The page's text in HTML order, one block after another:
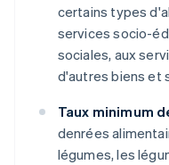
certains types
services socio-
sociales, aux
d'autres biens et
Taux minimum
denrées
légumes, les